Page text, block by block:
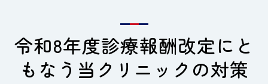
令和8年度診療報酬改定にと
もなう 当クリニックの対策